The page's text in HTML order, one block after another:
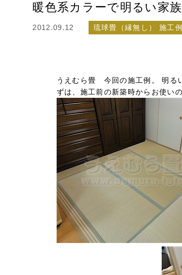
暖色系カラーで明るい家
2012.09.12 琉球畳（縁無し） 施工例
うえむら畳 今回の施工例。 明る
ずは、施工前の新築時からお使い